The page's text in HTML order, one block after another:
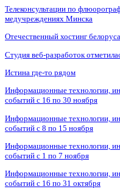
Телеконсультации по
медучреждениях Минска
Отечественный хостинг
Студия веб-разработок
Истина где-то рядом
Информационные технологии,
событий с 16 по 30 ноября
Информационные технологии,
событий с 8 по 15 ноября
Информационные технологии,
событий с 1 по 7 ноября
Информационные технологии,
событий с 16 по 31 октября